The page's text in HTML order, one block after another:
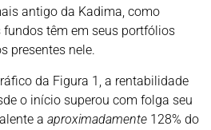
antigo da Kadima, como
têm em seus portfólios
presentes nele.
da Figura 1, a rentabilidade
o início superou com folga seu
a aproximadamente 128% do